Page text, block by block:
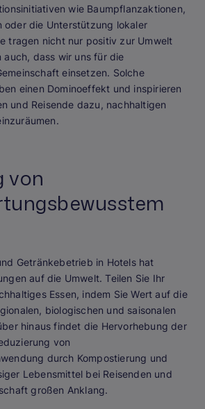
wie Baumpflanzaktionen,
oder die Unterstützung lokaler
tragen nicht nur positiv zur Umwelt
auch, dass wir uns für die
einsetzen. Solche
einen Dominoeffekt und inspirieren
und Reisende dazu, nachhaltigen
von
Getränkebetrieb in Hotels hat
auf die Umwelt. Teilen Sie Ihr
Essen, indem Sie Wert auf die
biologischen und saisonalen
hinaus findet die Hervorhebung der
von
durch Kompostierung und
Lebensmittel bei Reisenden und
großen Anklang.